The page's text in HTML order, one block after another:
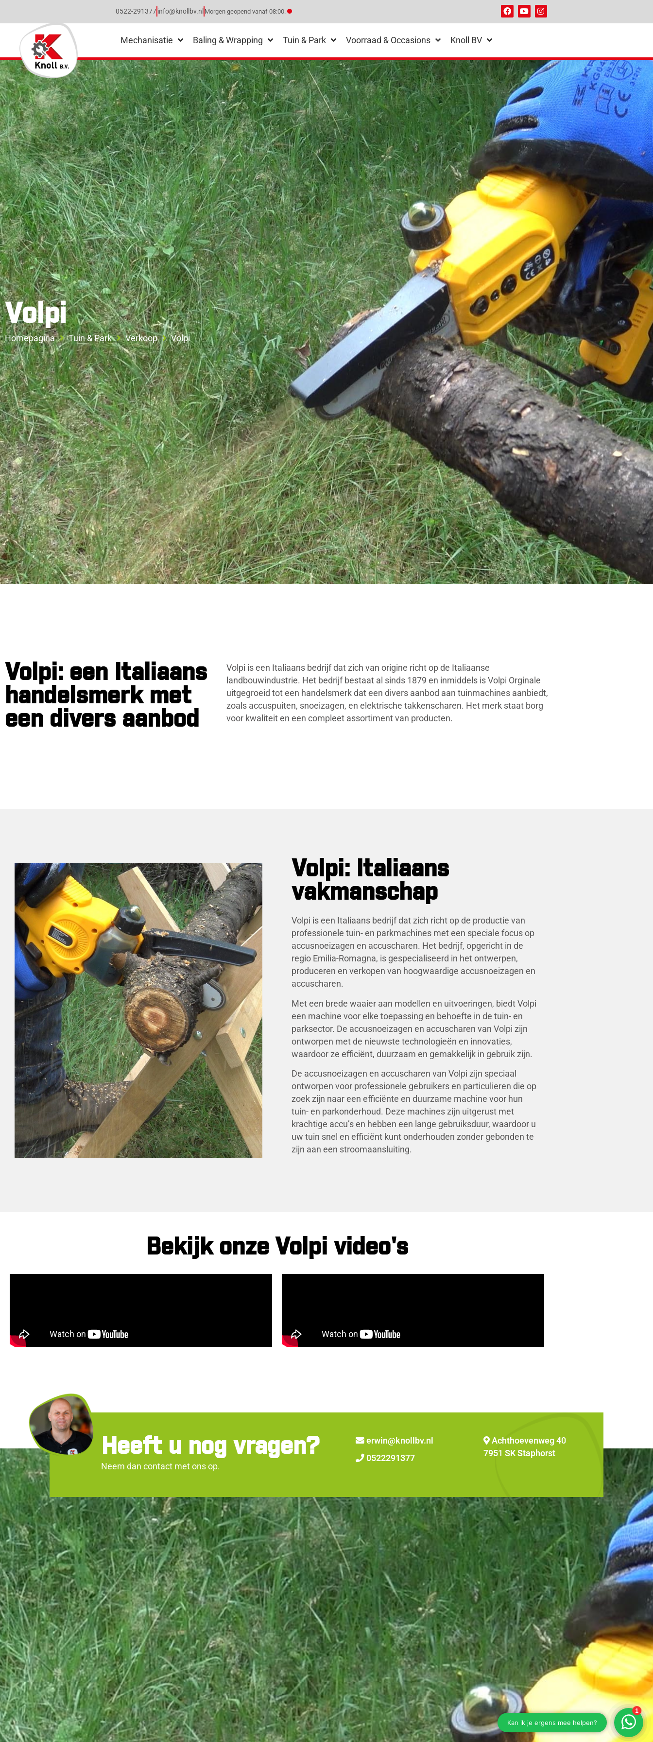
0522-291377info@knollbv.nl Morgen geopend vanaf 08:00.
Mechanisatie Baling & Wrapping Tuin & Park Voorraad & Occasions Knoll BV
Volpi
Homepagina Tuin & Park Verkoop Volpi
Volpi: een Italiaans
handelsmerk met
een divers aanbod
Volpi is een Italiaans bedrijf dat zich van origine richt op de Italiaanse
landbouwindustrie. Het bedrijf bestaat al sinds 1879 en inmiddels is Volpi Orginale
uitgegroeid tot een handelsmerk dat een divers aanbod aan tuinmachines aanbiedt,
zoals accuspuiten, snoeizagen, en elektrische takkenscharen. Het merk staat borg
voor kwaliteit en een compleet assortiment van producten.
Volpi: Italiaans
vakmanschap
Volpi is een Italiaans bedrijf dat zich richt op de productie van
professionele tuin- en parkmachines met een speciale focus op
accusnoeizagen en accuscharen. Het bedrijf, opgericht in de
regio Emilia-Romagna, is gespecialiseerd in het ontwerpen,
produceren en verkopen van hoogwaardige accusnoeizagen en
accuscharen.
Met een brede waaier aan modellen en uitvoeringen, biedt Volpi
een machine voor elke toepassing en behoefte in de tuin- en
parksector. De accusnoeizagen en accuscharen van Volpi zijn
ontworpen met de nieuwste technologieën en innovaties,
waardoor ze efficiënt, duurzaam en gemakkelijk in gebruik zijn.
De accusnoeizagen en accuscharen van Volpi zijn speciaal
ontworpen voor professionele gebruikers en particulieren die op
zoek zijn naar een efficiënte en duurzame machine voor hun
tuin- en parkonderhoud. Deze machines zijn uitgerust met
krachtige accu’s en hebben een lange gebruiksduur, waardoor u
uw tuin snel en efficiënt kunt onderhouden zonder gebonden te
zijn aan een stroomaansluiting.
Bekijk onze Volpi video's
Heeft u nog vragen?
Neem dan contact met ons op.
erwin@knollbv.nl
0522291377
Achthoevenweg 40
7951 SK Staphorst